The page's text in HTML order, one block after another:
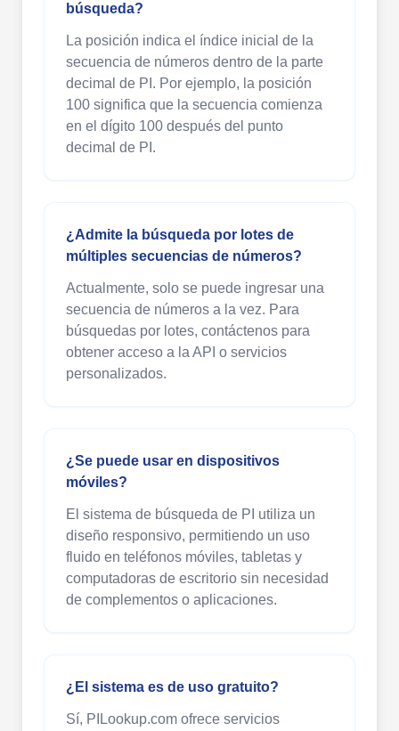
búsqueda?
La posición indica el índice inicial de la
secuencia de números dentro de la parte
decimal de PI. Por ejemplo, la posición
100 significa que la secuencia comienza
en el dígito 100 después del punto
decimal de PI.
¿Admite la búsqueda por lotes de
múltiples secuencias de números?
Actualmente, solo se puede ingresar una
secuencia de números a la vez. Para
búsquedas por lotes, contáctenos para
obtener acceso a la API o servicios
personalizados.
¿Se puede usar en dispositivos
móviles?
El sistema de búsqueda de PI utiliza un
diseño responsivo, permitiendo un uso
fluido en teléfonos móviles, tabletas y
computadoras de escritorio sin necesidad
de complementos o aplicaciones.
¿El sistema es de uso gratuito?
Sí, PILookup.com ofrece servicios